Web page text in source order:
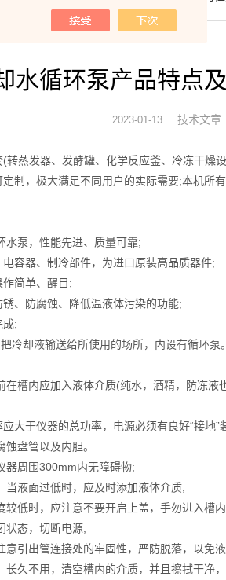
水循环泵产品特点
2023-01-13 技术文章
发器、发酵罐、化学反应釜、冷冻干燥
制，极大满足不同用户的实际需要;本机所
泵，性能先进、质量可靠;
器、制冷部件，为进口原装高品质器件;
简单、醒目;
防腐蚀、降低温液体污染的功能;
;
却液输送给所使用的场所，内设有循环泵
内应加入液体介质(纯水，酒精，防冻液
于仪器的总功率，电源必须有良好“接地”
盘管以及内胆。
周围300mm内无障碍物;
液面过低时，应及时添加液体介质;
低时，应注意不要开启上盖，手勿进入槽
态，切断电源;
引出管连接处的牢固性，严防脱落，以免
不用，清空槽内的介质，并且擦拭干净